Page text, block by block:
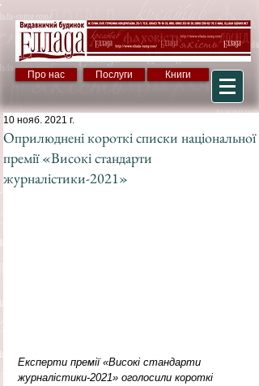
Про нас Послуги Книги
Оприлюднені короткі списки національної
премії «Високі стандарти
журналістики-2021»
10 нояб. 2021 г.
Експерти премії «Високі стандарти
журналістики-2021» оголосили короткі